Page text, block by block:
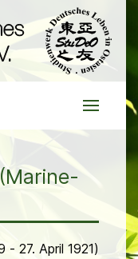
- 27. April 1921)